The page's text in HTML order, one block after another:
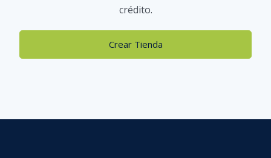
crédito.
Crear Tienda